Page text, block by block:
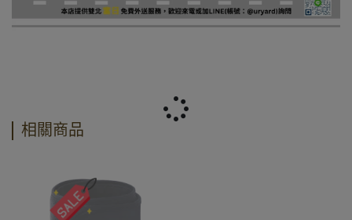
相關商品